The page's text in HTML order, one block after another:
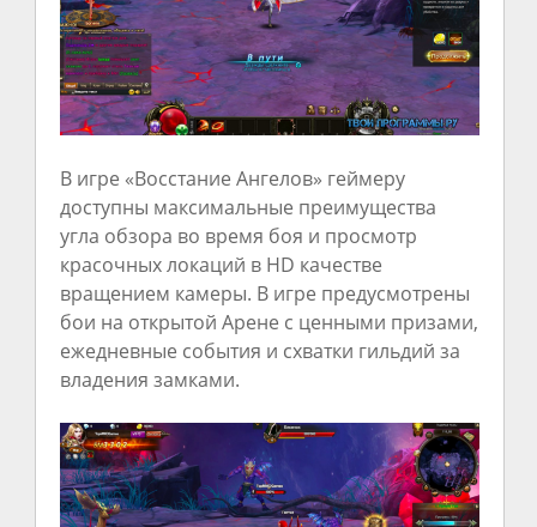
В игре «Восстание Ангелов» геймеру
доступны максимальные преимущества
угла обзора во время боя и просмотр
красочных локаций в HD качестве
вращением камеры. В игре предусмотрены
бои на открытой Арене с ценными призами,
ежедневные события и схватки гильдий за
владения замками.